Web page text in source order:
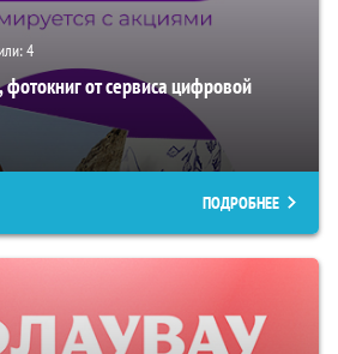
4
от сервиса цифровой
ПОДРОБНЕЕ